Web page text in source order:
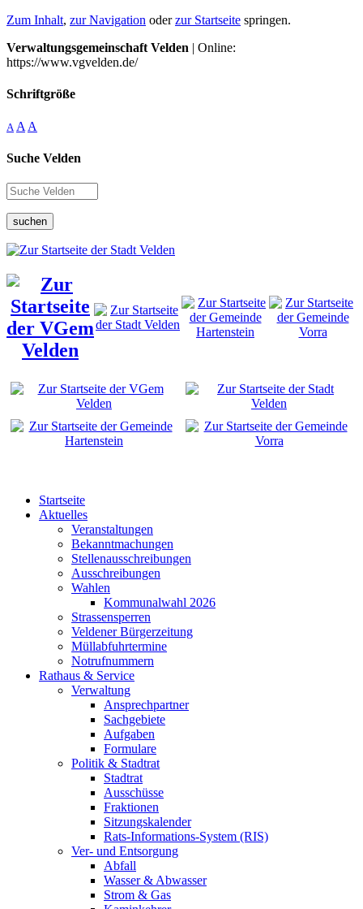
Zum Inhalt, zur Navigation oderzur Startseite springen.
Verwaltungsgemeinschaft Velden | Online:
https://www.vgvelden.de/
Schriftgröße
A A A
Suche Velden
suchen
Startseite
Aktuelles
Veranstaltungen
Bekanntmachungen
Stellenausschreibungen
Ausschreibungen
Wahlen
Kommunalwahl 2026
Strassensperren
Veldener Bürgerzeitung
Müllabfuhrtermine
Notrufnummern
Rathaus & Service
Verwaltung
Ansprechpartner
Sachgebiete
Aufgaben
Formulare
Politik & Stadtrat
Stadtrat
Ausschüsse
Fraktionen
Sitzungskalender
Rats-Informations-System (RIS)
Ver- und Entsorgung
Abfall
Wasser & Abwasser
Strom & Gas